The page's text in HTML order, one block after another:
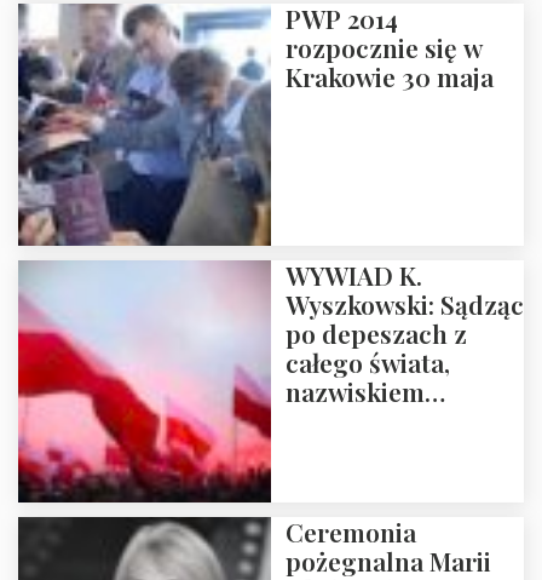
Polska Wielki
Projekt
PWP 2014
rozpocznie się w
Krakowie 30 maja
WYWIAD K.
Wyszkowski: Sądząc
po depeszach z
całego świata,
nazwiskiem
barykady i bunkry,
które postępowcy
Ceremonia
pożegnalna Marii